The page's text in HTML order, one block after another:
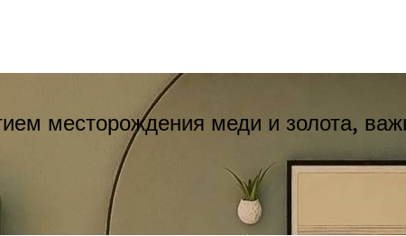
месторождения меди и золота,